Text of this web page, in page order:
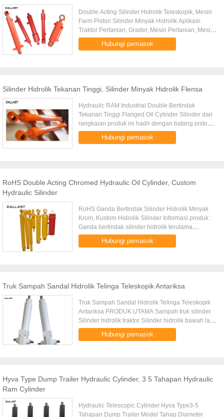
Double Acting Silinder Hidrolik Teleskopik, Mesin
Farm Piston Silinder Minyak Hidrolik Aplikasi:
Traktor Pertanian, Grader, Mesin Pertanian, Mesin
Pertanian, Mesin Persiapan Tanah, Panen
Gandum Jagung Gabungan, ...
Hubungi pemasok
Silinder Hidrolik Tekanan Tinggi, Silinder Minyak Hidrolik Flensa
Hydraulic RAM Industrial Double Bertindak
Tekanan Tinggi Flanged Oil Cylinder Silinder dari
rangkaian produk ini hadir dengan batang piston
berlapis krom yang mengeras yang sesuai untuk
berbagai aplikasi yang ...
Hubungi pemasok
RoHS Double Acting Chromed Hydraulic Oil Cylinder, Custom
Hydraulic Silinder
RoHS Ganda Bertindak Silinder Hidrolik Minyak
Krom, Kustom Hidrolik Silinder Informasi produk :
Ganda bertindak silinder hidrolik terutama
mencakup HSG seri double acting piston batang
silinder hidrolik tunggal...
Hubungi pemasok
Truk Sampah Sandal Hidrolik Telinga Teleskopik Antariksa
Truk Sampah Sandal Hidrolik Telinga Teleskopik
Antariksa PRODUK UTAMA Sampah truk silinder
Silinder hidrolik traktor Silinder hidrolik bawah laut
Peralatan khusus silinder hidrolik Teleskop depan
silinder ...
Hubungi pemasok
Hyva Type Dump Trailer Hydraulic Cylinder, 3 5 Tahapan Hydraulic
Ram Cylinder
Hydraulic Telescopic Cylinder Hyva Type3-5
Tahapan Dump Trailer Model Tahap Diameter